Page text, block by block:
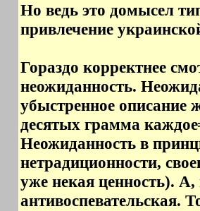
Но ведь это домысел
привлечение
Гораздо корректнее
неожиданность.
убыстренное описание
десятых грамма
Неожиданность в
нетрадиционности,
уже некая ценность).
антивоспевательская.